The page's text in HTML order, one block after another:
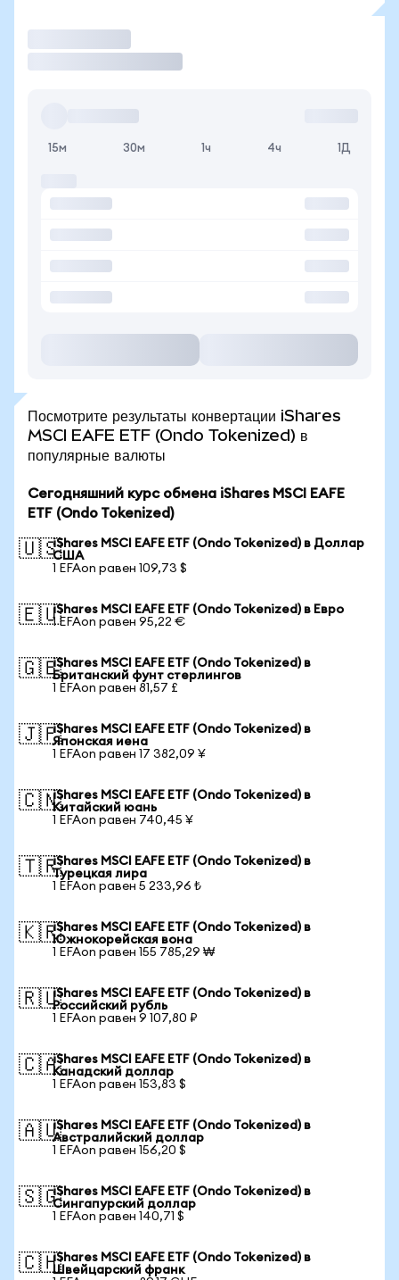
15м 30м 1ч 4ч 1Д
Посмотрите результаты конвертации iShares
MSCI EAFE ETF (Ondo Tokenized) в
популярные валюты
Сегодняшний курс обмена iShares MSCI EAFE
ETF (Ondo Tokenized)
🇺🇸iShares MSCI EAFE ETF (Ondo Tokenized) в Доллар
США
1 EFAon равен 109,73 $
🇪🇺iShares MSCI EAFE ETF (Ondo Tokenized) в Евро
1 EFAon равен 95,22 €
🇬🇧iShares MSCI EAFE ETF (Ondo Tokenized) в
Британский фунт стерлингов
1 EFAon равен 81,57 £
🇯🇵iShares MSCI EAFE ETF (Ondo Tokenized) в
Японская иена
1 EFAon равен 17 382,09 ¥
🇨🇳iShares MSCI EAFE ETF (Ondo Tokenized) в
Китайский юань
1 EFAon равен 740,45 ¥
🇹🇷iShares MSCI EAFE ETF (Ondo Tokenized) в
Турецкая лира
1 EFAon равен 5 233,96 ₺
🇰🇷iShares MSCI EAFE ETF (Ondo Tokenized) в
Южнокорейская вона
1 EFAon равен 155 785,29 ₩
🇷🇺iShares MSCI EAFE ETF (Ondo Tokenized) в
Российский рубль
1 EFAon равен 9 107,80 ₽
🇨🇦iShares MSCI EAFE ETF (Ondo Tokenized) в
Канадский доллар
1 EFAon равен 153,83 $
🇦🇺iShares MSCI EAFE ETF (Ondo Tokenized) в
Австралийский доллар
1 EFAon равен 156,20 $
🇸🇬iShares MSCI EAFE ETF (Ondo Tokenized) в
Сингапурский доллар
1 EFAon равен 140,71 $
🇨🇭iShares MSCI EAFE ETF (Ondo Tokenized) в
Швейцарский франк